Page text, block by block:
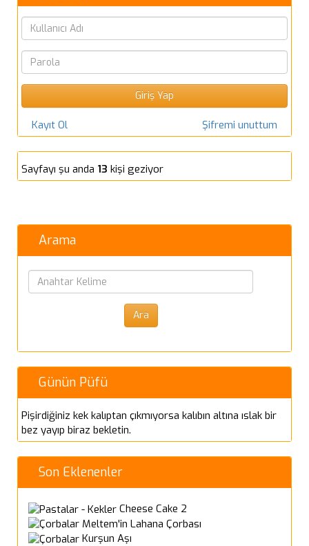
Kayıt Ol Şifremi unuttum
Sayfayı şu anda 13 kişi geziyor
Arama
Günün Püfü
Pişirdiğiniz kek kalıptan çıkmıyorsa kalıbın altına ıslak bir
bez yayıp biraz bekletin.
Son Eklenenler
Cheese Cake 2
Meltem'in Lahana Çorbası
Kurşun Aşı